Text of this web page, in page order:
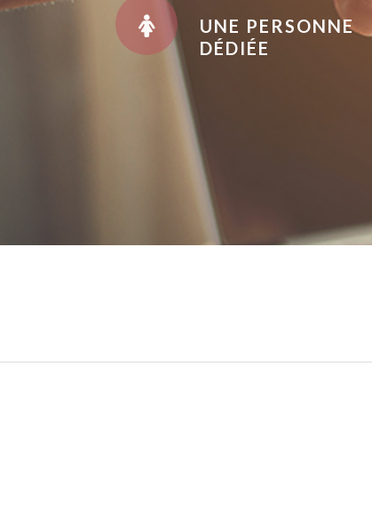
UNE PERSONNE
DÉDIÉE